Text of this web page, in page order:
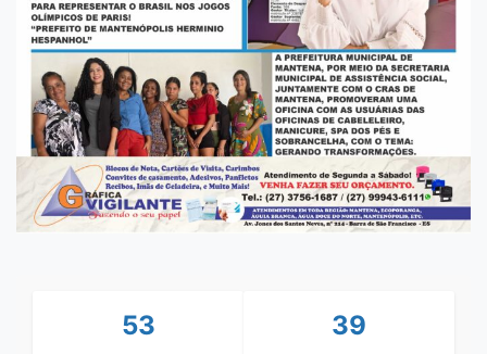
53 39